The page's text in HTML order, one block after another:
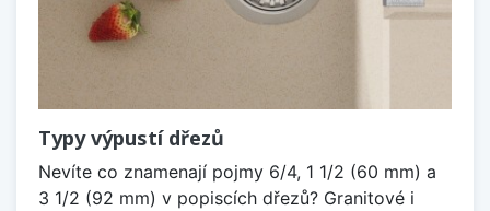
Typy výpustí dřezů
Nevíte co znamenají pojmy 6/4, 1 1/2 (60 mm) a
3 1/2 (92 mm) v popiscích dřezů? Granitové i